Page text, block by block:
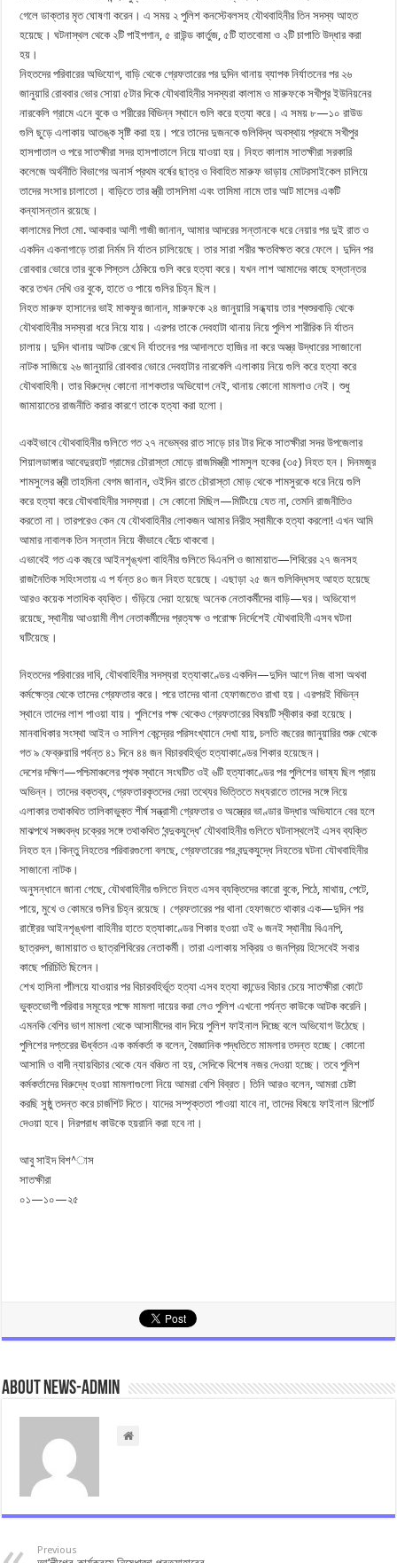
গেলে ডাক্তার মৃত ঘোষণা করেন। এ সময় ২ পুলিশ কনস্টেবলসহ যৌথবাহিনীর তিন সদস্য আহত
হয়েছে। ঘটনাস্থল থেকে ২টি পাইপগান, ৫ রাউন্ড কার্তুজ, ৫টি হাতবোমা ও ২টি চাপাতি উদ্ধার করা
হয়।
নিহতদের পরিবারের অভিযোগ, বাড়ি থেকে গ্রেফতারের পর দুদিন থানায় ব্যাপক নির্যাতনের পর ২৬
জানুয়ারি রোববার ভোর সোয়া ৫টার দিকে যৌথবাহিনীর সদস্যরা কালাম ও মারুফকে সখীপুর ইউনিয়নের
নারকেলি গ্রামে এনে বুকে ও শরীরের বিভিন্ন স্থানে গুলি করে হত্যা করে। এ সময় ৮—১০ রাউড
গুলি ছুড়ে এলাকায় আতঙ্ক সৃষ্টি করা হয়। পরে তাদের দুজনকে গুলিবিদ্ধ অবস্থায় প্রথমে সখীপুর
হাসপাতাল ও পরে সাতক্ষীরা সদর হাসপাতালে নিয়ে যাওয়া হয়। নিহত কালাম সাতক্ষীরা সরকারি
কলেজে অর্থনীতি বিভাগের অনার্স প্রথম বর্ষের ছাত্র ও বিবাহিত মারুফ ভাড়ায় মোটরসাইকেল চালিয়ে
তাদের সংসার চালাতো। বাড়িতে তার স্ত্রী তাসলিমা এবং তামিমা নামে তার আট মাসের একটি
কন্যাসন্তান রয়েছে।
কালামের পিতা মো. আকবার আলী গাজী জানান, আমার আদরের সন্তানকে ধরে নেয়ার পর দুই রাত ও
একদিন একনাগাড়ে তারা নির্মম নি র্যাতন চালিয়েছে। তার সারা শরীর ক্ষতবিক্ষত করে ফেলে। দুদিন পর
রোববার ভোরে তার বুকে পিস্তল ঠেকিয়ে গুলি করে হত্যা করে। যখন লাশ আমাদের কাছে হস্তান্তর
করে তখন দেখি ওর বুকে, হাতে ও পায়ে গুলির চিহ্ন ছিল।
নিহত মারুফ হাসানের ভাই মাকফুর জানান, মারুফকে ২৪ জানুয়ারি সন্ধ্যায় তার শ্বশুরবাড়ি থেকে
যৌথবাহিনীর সদস্যরা ধরে নিয়ে যায়। এরপর তাকে দেবহাটা থানায় নিয়ে পুলিশ শারীরিক নি র্যাতন
চালায়। দুদিন থানায় আটক রেখে নি র্যাতনের পর আদালতে হাজির না করে অস্ত্র উদ্ধারের সাজানো
নাটক সাজিয়ে ২৬ জানুয়ারি রোববার ভোরে দেবহাটার নারকেলি এলাকায় নিয়ে গুলি করে হত্যা করে
যৌথবাহিনী। তার বিরুদ্ধে কোনো নাশকতার অভিযোগ নেই, থানায় কোনো মামলাও নেই। শুধু
জামায়াতের রাজনীতি করার কারণে তাকে হত্যা করা হলো।
একইভাবে যৌথবাহিনীর গুলিতে গত ২৭ নভেম্বর রাত সাড়ে চার টার দিকে সাতক্ষীরা সদর উপজেলার
শিয়ালডাঙ্গার আবেদুরহাট গ্রামের চৌরাস্তা মোড়ে রাজমিস্ত্রী শামসুল হকের (৩৫) নিহত হন। দিনমজুর
শামসুলের স্ত্রী তাহমিনা বেগম জানান, ওইদিন রাতে চৌরাস্তা মোড় থেকে শামসুরকে ধরে নিয়ে গুলি
করে হত্যা করে যৌথবাহিনীর সদস্যরা। সে কোনো মিছিল—মিটিংয়ে যেত না, তেমনি রাজনীতিও
করতো না। তারপরেও কেন যে যৌথবাহিনীর লোকজন আমার নিরীহ স্বামীকে হত্যা করলো! এখন আমি
আমার নাবালক তিন সন্তান নিয়ে কীভাবে বেঁচে থাকবো।
এভাবেই গত এক বছরে আইনশৃঙ্খলা বাহিনীর গুলিতে বিএনপি ও জামায়াত—শিবিরের ২৭ জনসহ
রাজনৈতিক সহিংসতায় এ প র্যন্ত ৪৩ জন নিহত হয়েছে। এছাড়া ২৫ জন গুলিবিদ্ধসহ আহত হয়েছে
আরও কয়েক শতাধিক ব্যক্তি। গুঁড়িয়ে দেয়া হয়েছে অনেক নেতাকর্মীদের বাড়ি—ঘর। অভিযোগ
রয়েছে, স্থানীয় আওয়ামী লীগ নেতাকর্মীদের প্রত্যক্ষ ও পরোক্ষ নির্দেশেই যৌথবাহিনী এসব ঘটনা
ঘটিয়েছে।
নিহতদের পরিবারের দাবি, যৌথবাহিনীর সদস্যরা হত্যাকাণ্ডের একদিন—দুদিন আগে নিজ বাসা অথবা
কর্মক্ষেত্র থেকে তাদের গ্রেফতার করে। পরে তাদের থানা হেফাজতেও রাখা হয়। এরপরই বিভিন্ন
স্থানে তাদের লাশ পাওয়া যায়। পুলিশের পক্ষ থেকেও গ্রেফতারের বিষয়টি স্বীকার করা হয়েছে।
মানবাধিকার সংস্থা আইন ও সালিশ কেন্দ্রের পরিসংখ্যানে দেখা যায়, চলতি বছরের জানুয়ারির শুরু থেকে
গত ৯ ফেব্রুয়ারি পর্যন্ত ৪১ দিনে ৪৪ জন বিচারবহির্ভূত হত্যাকাণ্ডের শিকার হয়েছেন।
দেশের দক্ষিণ—পশ্চিমাঞ্চলের পৃথক স্থানে সংঘটিত ওই ৬টি হত্যাকাণ্ডের পর পুলিশের ভাষ্য ছিল প্রায়
অভিন্ন। তাদের বক্তব্য, গ্রেফতারকৃতদের দেয়া তথ্যের ভিত্তিতে মধ্যরাতে তাদের সঙ্গে নিয়ে
এলাকার তথাকথিত তালিকাভুক্ত শীর্ষ সন্ত্রাসী গ্রেফতার ও অস্ত্রের ভাণ্ডার উদ্ধার অভিযানে বের হলে
মাঝপথে সঙ্ঘবদ্ধ চক্রের সঙ্গে তথাকথিত ‘বন্দুকযুদ্ধে’ যৌথবাহিনীর গুলিতে ঘটনাস্থলেই এসব ব্যক্তি
নিহত হন।কিন্তু নিহতের পরিবারগুলো বলছে, গ্রেফতারের পর বন্দুকযুদ্ধে নিহতের ঘটনা যৌথবাহিনীর
সাজানো নাটক।
অনুসন্ধানে জানা গেছে, যৌথবাহিনীর গুলিতে নিহত এসব ব্যক্তিদের কারো বুকে, পিঠে, মাথায়, পেটে,
পায়ে, মুখে ও কোমরে গুলির চিহ্ন রয়েছে। গ্রেফতারের পর থানা হেফাজতে থাকার এক—দুদিন পর
রাষ্ট্রের আইনশৃঙ্খলা বাহিনীর হাতে হত্যাকাণ্ডের শিকার হওয়া ওই ৬ জনই স্থানীয় বিএনপি,
ছাত্রদল, জামায়াত ও ছাত্রশিবিরের নেতাকর্মী। তারা এলাকায় সক্রিয় ও জনপ্রিয় হিসেবেই সবার
কাছে পরিচিতি ছিলেন।
শেখ হাসিনা পাীলয়ে যাওয়ার পর বিচারবহির্ভূত হত্যা এসব হত্যা কান্ডের বিচার চেয়ে সাতক্ষীরা কোটে
ভুক্তভোগী পরিবার সমূহের পক্ষে মামলা দায়ের করা লেও পুলিশ এখনো পর্যন্ত কাউকে আটক করেনি।
এমনকি বেশির ভাগ মামলা থেকে আসামীদের বাদ দিয়ে পুলিশ ফাইনাল দিচ্ছে বলে অভিযোগ উঠেছে।
পুলিশের দপ্তরের ঊর্ধ্বতন এক কর্মকর্তা ক বলেন, বৈজ্ঞানিক পদ্ধতিতে মামলার তদন্ত হচ্ছে। কোনো
আসামি ও বাদী ন্যায়বিচার থেকে যেন বঞ্চিত না হয়, সেদিকে বিশেষ নজর দেওয়া হচ্ছে। তবে পুলিশ
কর্মকর্তাদের বিরুদ্ধে হওয়া মামলাগুলো নিয়ে আমরা বেশি বিব্রত। তিনি আরও বলেন, আমরা চেষ্টা
করছি সুষ্ঠু তদন্ত করে চার্জশিট দিতে। যাদের সম্পৃক্ততা পাওয়া যাবে না, তাদের বিষয়ে ফাইনাল রিপোর্ট
দেওয়া হবে। নিরপরাধ কাউকে হয়রানি করা হবে না।
আবু সাইদ বিশ^াস
সাতক্ষীরা
০১—১০—২৫
About news-admin
Previous